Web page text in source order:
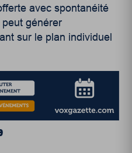
avec spontanéité
générer
sur le plan individuel